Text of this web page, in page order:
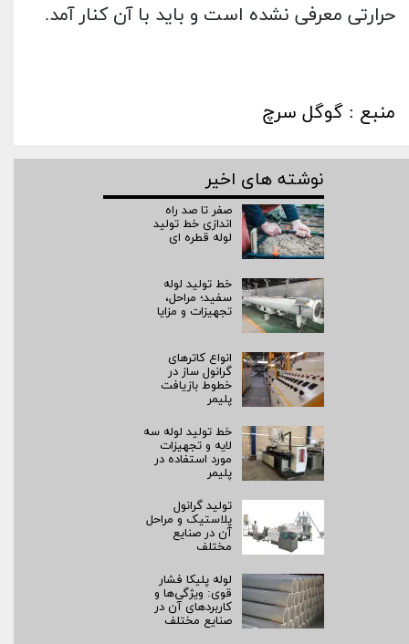
حرارتی معرفی نشده است و باید با آن کنار آمد.
منبع : گوگل سرچ
نوشته های اخیر
صفر تا صد راه‌
اندازی خط تولید
لوله قطره ای
خط تولید لوله
سفید؛ مراحل،
تجهیزات و مزایا
انواع کاترهای
گرانول ساز در
خطوط بازیافت
پلیمر
خط تولید لوله سه
لایه و تجهیزات
مورد استفاده در
پلیمر
تولید گرانول
پلاستیک و مراحل
آن در صنایع
مختلف
لوله پلیکا فشار
قوی: ویژگی‌ها و
کاربردهای آن در
صنایع مختلف